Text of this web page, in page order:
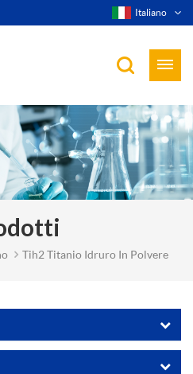
Italiano
Tih2 Titanio Idruro In Polvere